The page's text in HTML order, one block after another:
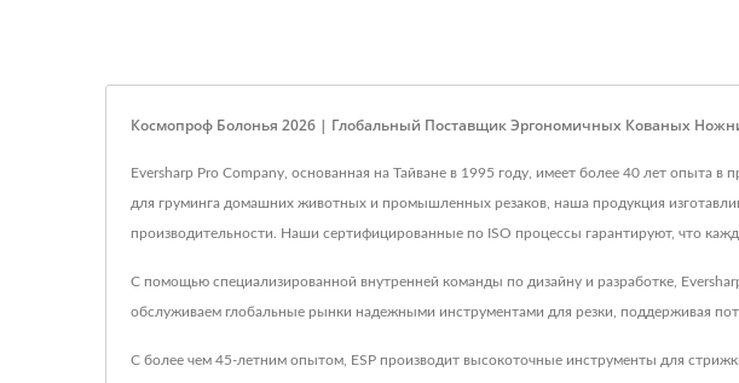
Космопроф Болонья 2026 | Глобальный Поставщик Эргономичных Кованых
Eversharp Pro Company, основанная на Тайване в 1995 году, имеет более 40 лет опыта
для груминга домашних животных и промышленных резаков, наша продукция
производительности. Наши сертифицированные по ISO процессы гарантируют, что
С помощью специализированной внутренней команды по дизайну и разработке,
обслуживаем глобальные рынки надежными инструментами для резки, поддерживая
С более чем 45-летним опытом, ESP производит высокоточные инструменты для